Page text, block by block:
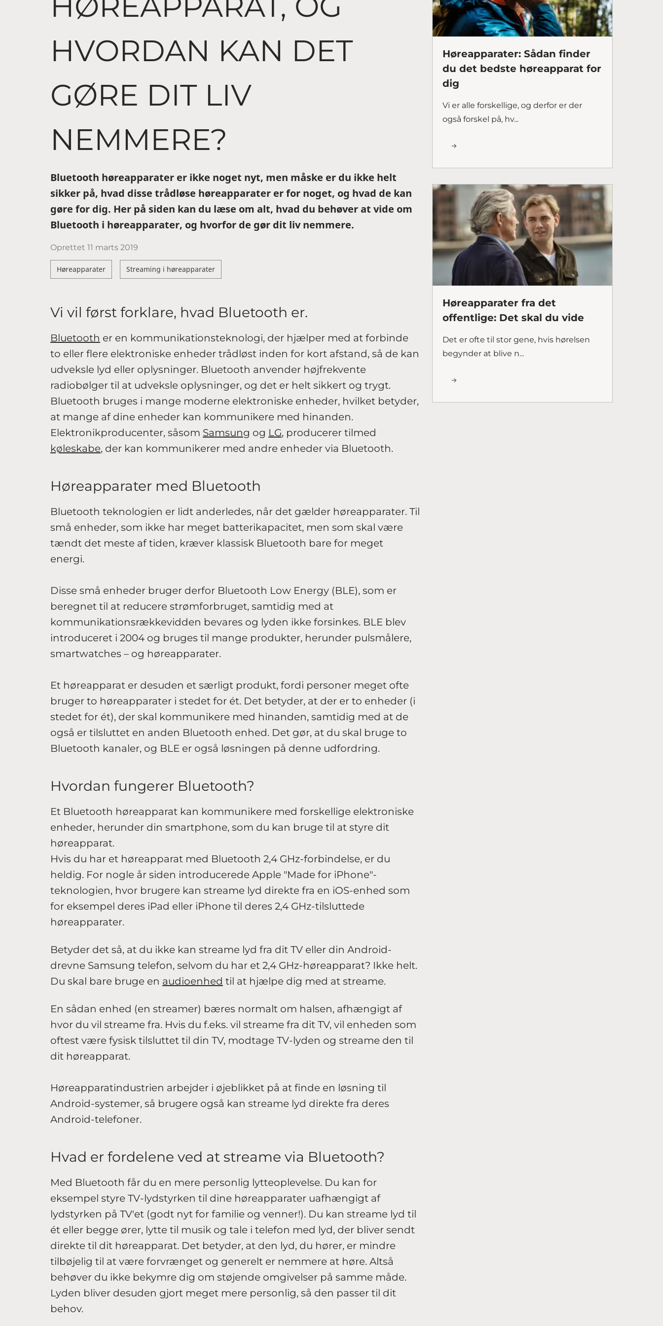
HVORDAN KAN DET
GØRE DIT LIV
NEMMERE?
Bluetooth høreapparater er ikke noget nyt, men måske er du ikke helt
sikker på, hvad disse trådløse høreapparater er for noget, og hvad de kan
gøre for dig. Her på siden kan du læse om alt, hvad du behøver at vide om
Bluetooth i høreapparater, og hvorfor de gør dit liv nemmere.
Oprettet 11 marts 2019
Høreapparater Streaming i høreapparater
Vi vil først forklare, hvad Bluetooth er.
Bluetooth er en kommunikationsteknologi, der hjælper med at forbinde
to eller flere elektroniske enheder trådløst inden for kort afstand, så de kan
udveksle lyd eller oplysninger. Bluetooth anvender højfrekvente
radiobølger til at udveksle oplysninger, og det er helt sikkert og trygt.
Bluetooth bruges i mange moderne elektroniske enheder, hvilket betyder,
at mange af dine enheder kan kommunikere med hinanden.
Elektronikproducenter, såsom Samsung og LG, producerer tilmed
køleskabe, der kan kommunikerer med andre enheder via Bluetooth.
Høreapparater med Bluetooth
Bluetooth teknologien er lidt anderledes, når det gælder høreapparater. Til
små enheder, som ikke har meget batterikapacitet, men som skal være
tændt det meste af tiden, kræver klassisk Bluetooth bare for meget
energi.
Disse små enheder bruger derfor Bluetooth Low Energy (BLE), som er
beregnet til at reducere strømforbruget, samtidig med at
kommunikationsrækkevidden bevares og lyden ikke forsinkes. BLE blev
introduceret i 2004 og bruges til mange produkter, herunder pulsmålere,
smartwatches – og høreapparater.
Et høreapparat er desuden et særligt produkt, fordi personer meget ofte
bruger to høreapparater i stedet for ét. Det betyder, at der er to enheder (i
stedet for ét), der skal kommunikere med hinanden, samtidig med at de
også er tilsluttet en anden Bluetooth enhed. Det gør, at du skal bruge to
Bluetooth kanaler, og BLE er også løsningen på denne udfordring.
Hvordan fungerer Bluetooth?
Et Bluetooth høreapparat kan kommunikere med forskellige elektroniske
enheder, herunder din smartphone, som du kan bruge til at styre dit
høreapparat.
Hvis du har et høreapparat med Bluetooth 2,4 GHz-forbindelse, er du
heldig. For nogle år siden introducerede Apple "Made for iPhone"-
teknologien, hvor brugere kan streame lyd direkte fra en iOS-enhed som
for eksempel deres iPad eller iPhone til deres 2,4 GHz-tilsluttede
høreapparater.
Betyder det så, at du ikke kan streame lyd fra dit TV eller din Android-
drevne Samsung telefon, selvom du har et 2,4 GHz-høreapparat? Ikke helt.
Du skal bare bruge en audioenhed til at hjælpe dig med at streame.
En sådan enhed (en streamer) bæres normalt om halsen, afhængigt af
hvor du vil streame fra. Hvis du f.eks. vil streame fra dit TV, vil enheden som
oftest være fysisk tilsluttet til din TV, modtage TV-lyden og streame den til
dit høreapparat.
Høreapparatindustrien arbejder i øjeblikket på at finde en løsning til
Android-systemer, så brugere også kan streame lyd direkte fra deres
Android-telefoner.
Hvad er fordelene ved at streame via Bluetooth?
Med Bluetooth får du en mere personlig lytteoplevelse. Du kan for
eksempel styre TV-lydstyrken til dine høreapparater uafhængigt af
lydstyrken på TV'et (godt nyt for familie og venner!). Du kan streame lyd til
ét eller begge ører, lytte til musik og tale i telefon med lyd, der bliver sendt
direkte til dit høreapparat. Det betyder, at den lyd, du hører, er mindre
tilbøjelig til at være forvrænget og generelt er nemmere at høre. Altså
behøver du ikke bekymre dig om støjende omgivelser på samme måde.
Lyden bliver desuden gjort meget mere personlig, så den passer til dit
behov.
Høreapparater: Sådan finder
du det bedste høreapparat for
dig
Vi er alle forskellige, og derfor er der
også forskel på, hv...
Høreapparater fra det
offentlige: Det skal du vide
Det er ofte til stor gene, hvis hørelsen
begynder at blive n...